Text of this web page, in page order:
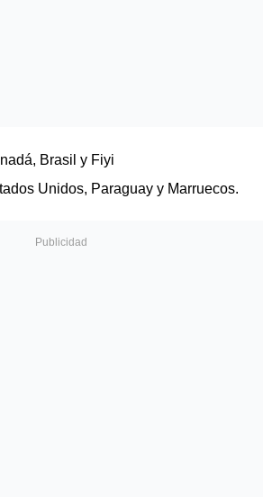
Brasil y Fiyi
Unidos, Paraguay y Marruecos.